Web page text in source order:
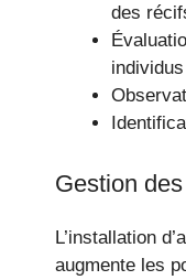
des
individus
Gestion
L’installation
augmente les